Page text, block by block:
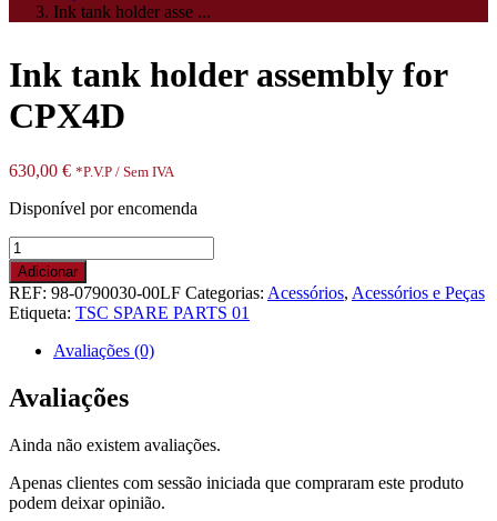
Ink tank holder asse ...
Ink tank holder assembly for
CPX4D
630,00 € *P.V.P / Sem IVA
Disponível por encomenda
Quantidade
de
Ink
tank
holder
assembly
CPX4D
Adicionar
REF: 98-0790030-00LF Categorias: Acessórios, Acessórios e Peças
Etiqueta: TSC SPARE PARTS 01
Avaliações (0)
Avaliações
Ainda não existem avaliações.
Apenas clientes com sessão iniciada que compraram este produto
podem deixar opinião.